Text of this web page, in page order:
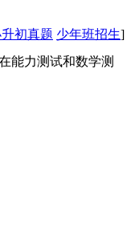
初真题 少年班招生]
能力测试和数学测